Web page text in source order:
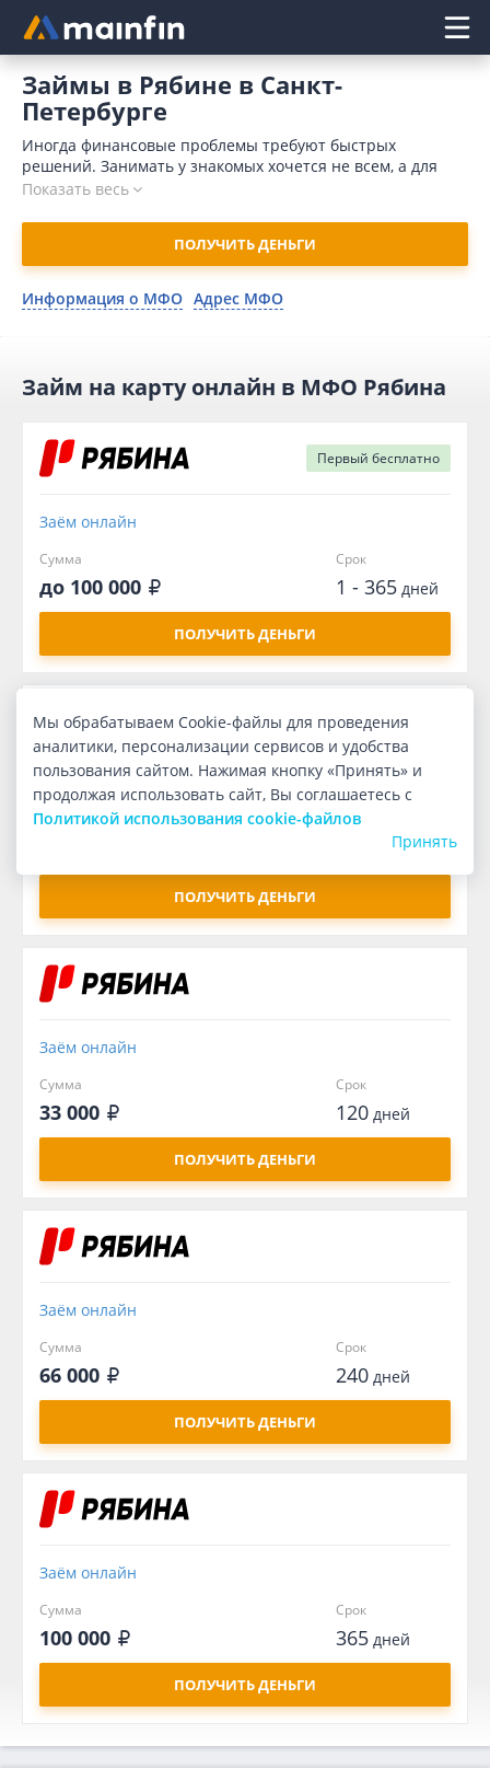
Главное меню
Займы в Рябине в Санкт-
Петербурге
Иногда финансовые проблемы требуют быстрых
решений. Занимать у знакомых хочется не всем, а для
обращения в банк требуется время и значительный
послужить отрицательная кредитная история. Отличным
выходом является микрозайм в Рябина онлайн в Санкт-
Петербурге. В 2026 году для отправки заявки потребуется
немного времени. Организация принимает решение в
течение 15 минут и совершает денежный перевод на
Показать весь
ПОЛУЧИТЬ ДЕНЬГИ
Информация о МФО Адрес МФО
Займ на карту онлайн в МФО Рябина
Первый бесплатно
Заём онлайн
Сумма
до 100 000
Срок
1 - 365дней
ПОЛУЧИТЬ ДЕНЬГИ
Первыйбесплатно
Сумма Срок
ПОЛУЧИТЬ ДЕНЬГИ
Заём онлайн
Сумма
33 000
Срок
120дней
ПОЛУЧИТЬ ДЕНЬГИ
Заём онлайн
Сумма
66 000
Срок
240дней
ПОЛУЧИТЬ ДЕНЬГИ
Заём онлайн
Сумма
100 000
Срок
365дней
ПОЛУЧИТЬ ДЕНЬГИ
Мы обрабатываем Cookie-файлы для проведения
аналитики, персонализации сервисов и удобства
пользования сайтом. Нажимая кнопку «Принять» и
продолжая использовать сайт, Вы соглашаетесь с
Политикой использования cookie-файлов
Принять